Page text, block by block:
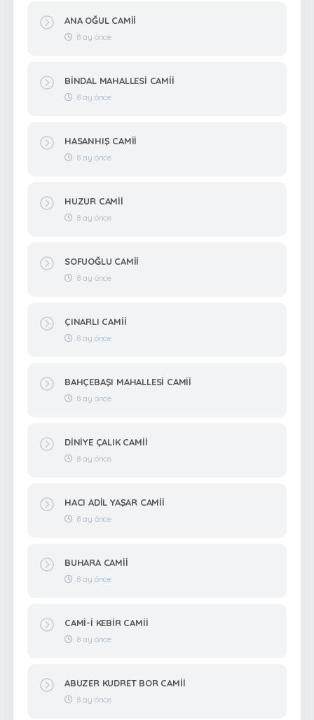
ANA OĞUL CAMİİ
8 ay önce
BİNDAL MAHALLESİ CAMİİ
8 ay önce
HASANHIŞ CAMİİ
8 ay önce
HUZUR CAMİİ
8 ay önce
SOFUOĞLU CAMİİ
8 ay önce
ÇINARLI CAMİİ
8 ay önce
BAHÇEBAŞI MAHALLESİ CAMİİ
8 ay önce
DİNİYE ÇALIK CAMİİ
8 ay önce
HACI ADİL YAŞAR CAMİİ
8 ay önce
BUHARA CAMİİ
8 ay önce
CAMİ-İ KEBİR CAMİİ
8 ay önce
ABUZER KUDRET BOR CAMİİ
8 ay önce